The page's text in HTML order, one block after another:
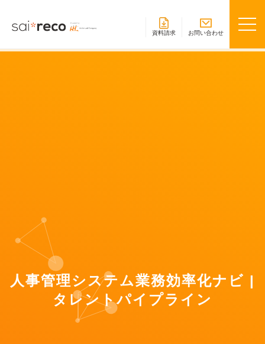
資料請求 お問い合わせ
人事管理システム業務効率化ナビ |
タレントパイプライン